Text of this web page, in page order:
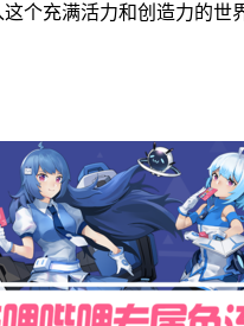
个充满活力和创造力的世